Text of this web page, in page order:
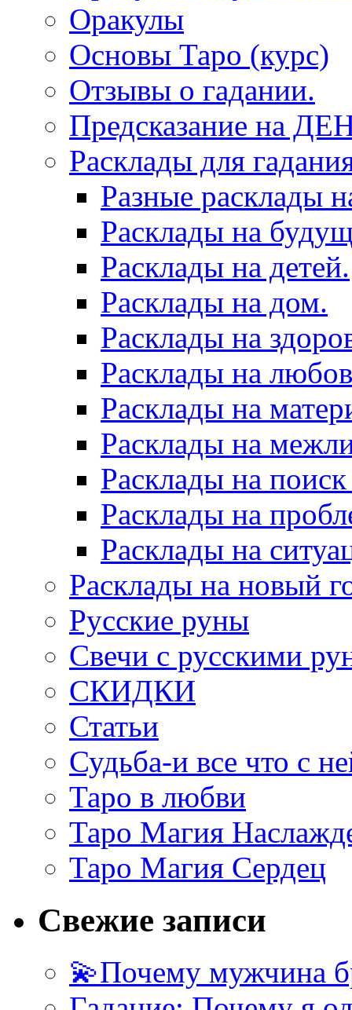
Оракулы
Основы Таро (курс)
Отзывы о гадании.
Предсказание на
Расклады для
Разные расклады
Расклады на
Расклады на детей.
Расклады на дом.
Расклады на
Расклады на
Расклады на
Расклады на
Расклады на
Расклады на
Расклады на
Расклады на новый
Русские руны
Свечи с русскими
СКИДКИ
Статьи
Судьба-и все что с
Таро в любви
Таро Магия
Таро Магия Сердец
Свежие записи
💫Почему мужчина